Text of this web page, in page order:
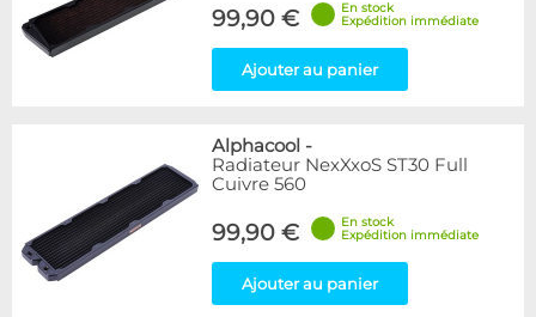
99,90 €
En stock
Expédition immédiate
Ajouter au panier
Alphacool -
Radiateur NexXxoS ST30 Full
Cuivre 560
99,90 €
En stock
Expédition immédiate
Ajouter au panier